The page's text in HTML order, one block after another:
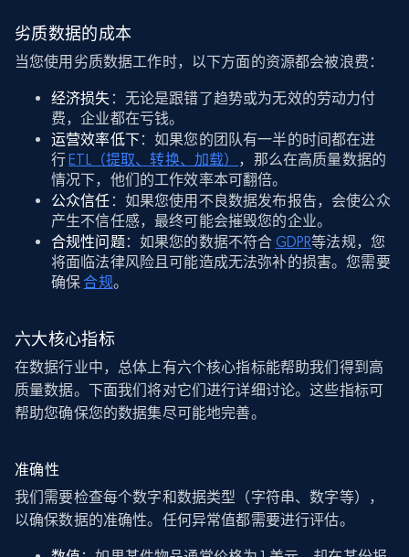
劣质数据的成本
当您使用劣质数据工作时，以下方面的资源都会被浪费：
经济损失 ：无论是跟错了趋势或为无效的劳动力付
费，企业都在亏钱。
运营效率低下：如果您的团队有一半的时间都在进
行 ETL（提取、转换、加载） ，那么在高质量数据的
情况下，他们的工作效率本可翻倍。
公众信任 ：如果您使用不良数据发布报告，会使公众
产生不信任感，最终可能会摧毁您的企业。
合规性问题：如果您的数据不符合 GDPR等法规，您
将面临法律风险且可能造成无法弥补的损害。您需要
确保合规。
六大核心指标
在数据行业中，总体上有六个核心指标能帮助我们得到高
质量数据。下面我们将对它们进行详细讨论。这些指标可
帮助您确保您的数据集尽可能地完善。
准确性
我们需要检查每个数字和数据类型（字符串、数字等），
以确保数据的准确性。任何异常值都需要进行评估。